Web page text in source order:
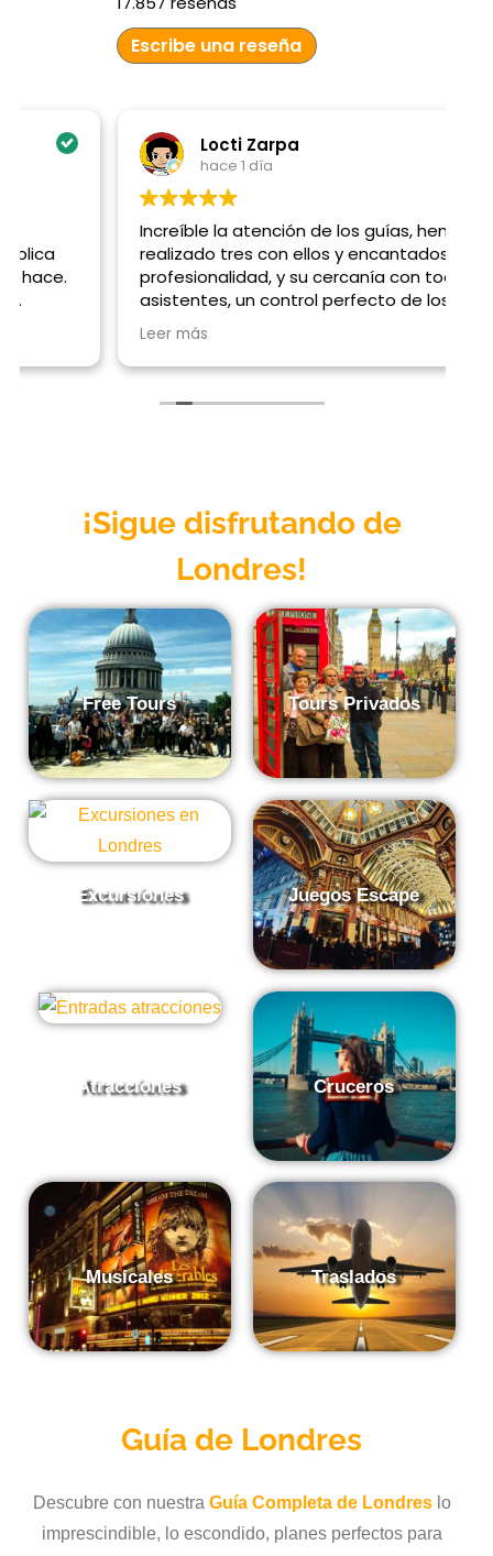
Escribe una reseña
Locti Zarpa
hace 1 día
Increíble la atención de los guías, hemos
realizado tres con ellos y encantados por su
profesionalidad, y su cercanía con todos los
asistentes, un control perfecto de los
contenidos y de los tiempos, Gracias Emilio,
Mario y Gisselle
¡Sigue disfrutando de
Londres!
Free Tours Tours Privados
Excursiones Juegos Escape
Atracciones Cruceros
Musicales Traslados
Guía de Londres
Descubre con nuestra Guía Completa de Londres lo
imprescindible, lo escondido, planes perfectos para